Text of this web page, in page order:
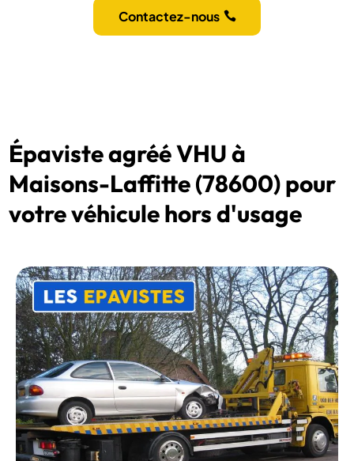
Contactez-nous
Épaviste agréé VHU à
Maisons-Laffitte (78600) pour
votre véhicule hors d'usage